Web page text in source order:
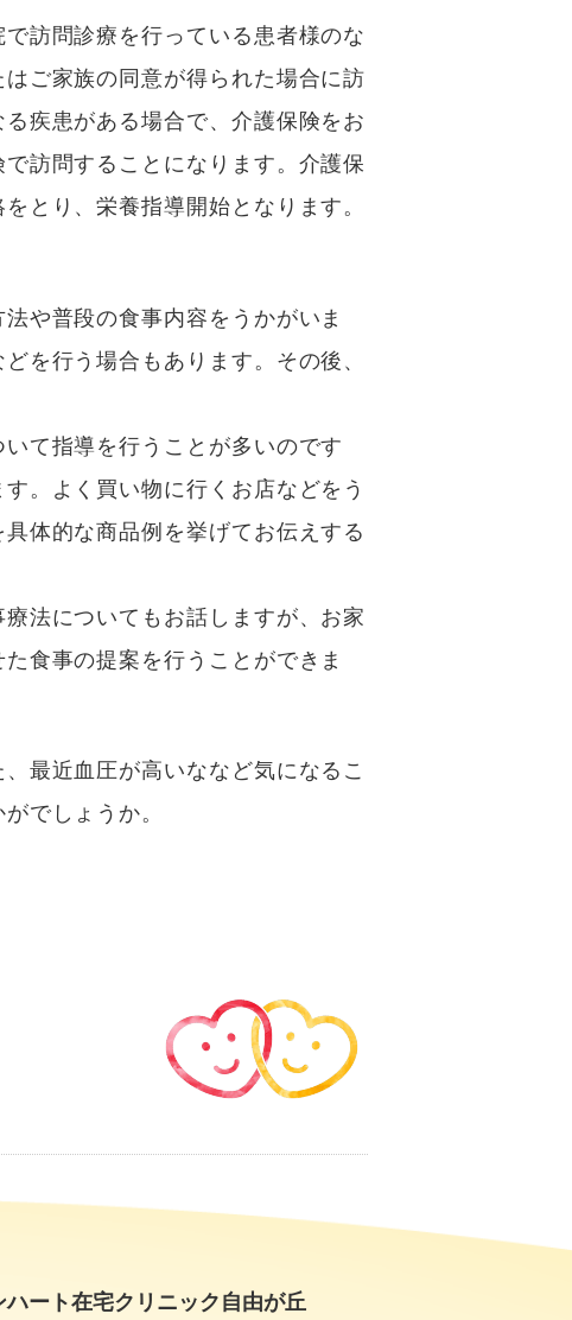
訪問診療を行っている患者様のな
ご家族の同意が得られた場合に訪
疾患がある場合で、介護保険をお
訪問することになります。介護保
とり、栄養指導開始となります。
や普段の食事内容をうかがいま
を行う場合もあります。その後、
て指導を行うことが多いのです
。よく買い物に行くお店などをう
体的な商品例を挙げてお伝えする
法についてもお話しますが、お家
食事の提案を行うことができま
最近血圧が高いななど気になるこ
でしょうか。
ハート在宅クリニック自由が丘